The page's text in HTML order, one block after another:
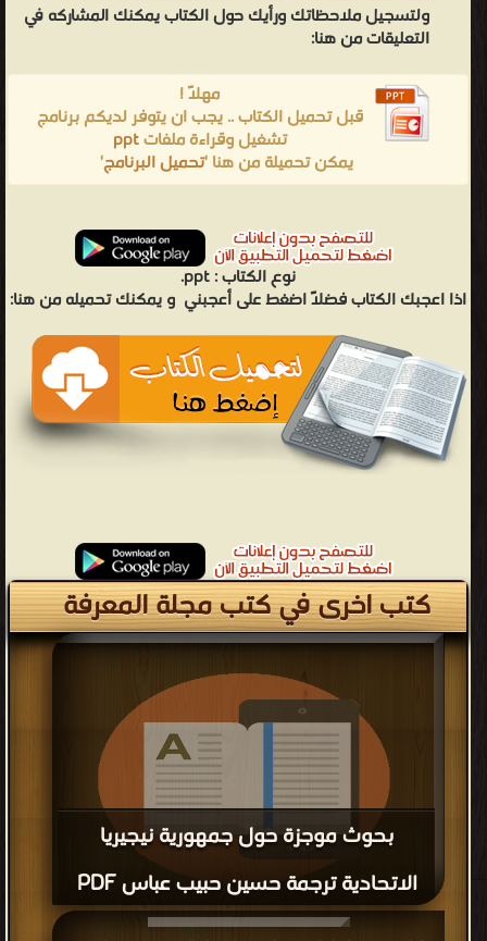
ولتسجيل ملاحظاتك ورأيك حول الكتاب يمكنك المشاركه في
التعليقات من هنا:
مهلاً !
قبل تحميل الكتاب .. يجب ان يتوفر لديكم برنامج
تشغيل وقراءة ملفاتppt
يمكن تحميلة من هنا 'تحميل البرنامج'
نوع الكتاب :ppt.
اذا اعجبك الكتاب فضلاً اضغط على أعجبني و يمكنك تحميله من هنا:
كتب اخرى في كتب مجلة المعرفة
بحوث موجزة حول جمهورية نيجيريا
الاتحادية ترجمة حسين حبيب عباس PDF
قراءة و تحميل كتاب بحوث موجزة حول جمهورية نيجيريا الاتحادية